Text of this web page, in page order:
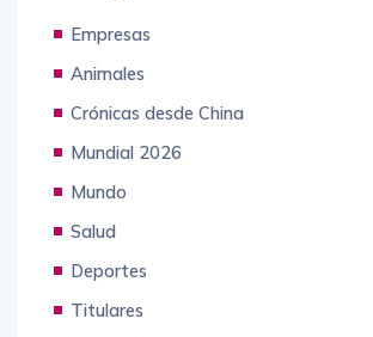
Empresas
Animales
Crónicas desde China
Mundial 2026
Mundo
Salud
Deportes
Titulares